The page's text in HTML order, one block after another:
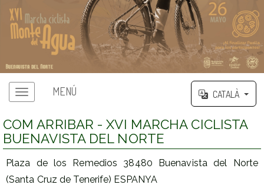
MENÚ CATALÀ
COM ARRIBAR - XVI MARCHA CICLISTA
BUENAVISTA DEL NORTE
Plaza de los Remedios 38480 Buenavista del Norte
(Santa Cruz de Tenerife) ESPANYA